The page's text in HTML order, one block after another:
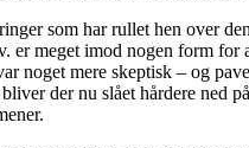
som har rullet hen over
meget imod nogen form
mere skeptisk – og
der nu slået hårdere